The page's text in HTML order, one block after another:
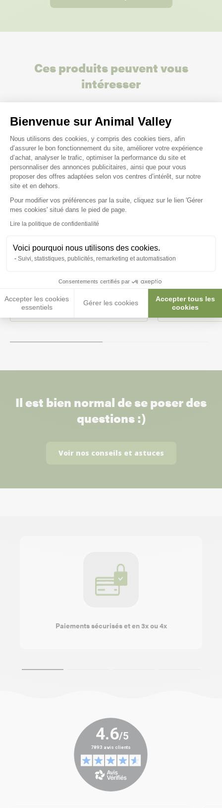
Bienvenue sur Animal Valley
Plateforme de Gestion du
Nous utilisons des cookies, y compris des cookies tiers, afin
d’assurer le bon fonctionnement du site, améliorer votre expérience
d’achat, analyser le trafic, optimiser la performance du site et
personnaliser des annonces publicitaires, ainsi que pour vous
proposer des offres adaptées selon vos centres d’intérêt, sur notre
site et en dehors.
Pour modifier vos préférences par la suite, cliquez sur le lien 'Gérer
mes cookies' situé dans le pied de page.
Lire la politique de confidentialité
Voici pourquoi nous utilisons des cookies.
Suivi, statistiques, publicités, remarketing et automatisation
Consentements certifiés par
Accepter les cookies
essentiels
Gérer les cookies
Accepter tous les
cookies
Axeptio consent
Ces produits peuvent vous
intéresser
8,80 € 3,25 €
Il est bien normal de se poser des
questions :)
Voir nos conseils et astuces
Paiements sécurisés et en 3x ou 4x